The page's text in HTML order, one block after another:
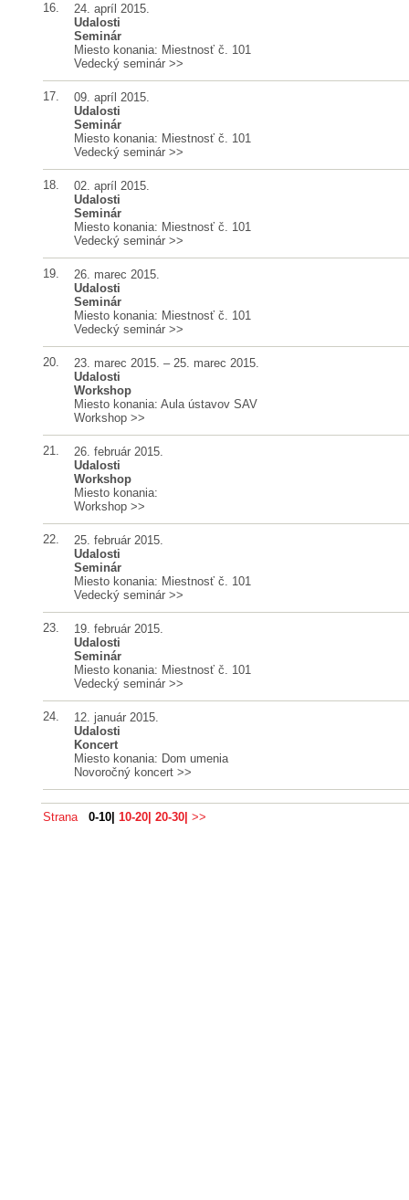
16.
24. apríl 2015.
Udalosti
Seminár
Miesto konania: Miestnosť č. 101
Vedecký seminár >>
17.
09. apríl 2015.
Udalosti
Seminár
Miesto konania: Miestnosť č. 101
Vedecký seminár >>
18.
02. apríl 2015.
Udalosti
Seminár
Miesto konania: Miestnosť č. 101
Vedecký seminár >>
19.
26. marec 2015.
Udalosti
Seminár
Miesto konania: Miestnosť č. 101
Vedecký seminár >>
20.
23. marec 2015. – 25. marec 2015.
Udalosti
Workshop
Miesto konania: Aula ústavov SAV
Workshop >>
21.
26. február 2015.
Udalosti
Workshop
Miesto konania:
Workshop >>
22.
25. február 2015.
Udalosti
Seminár
Miesto konania: Miestnosť č. 101
Vedecký seminár >>
23.
19. február 2015.
Udalosti
Seminár
Miesto konania: Miestnosť č. 101
Vedecký seminár >>
24.
12. január 2015.
Udalosti
Koncert
Miesto konania: Dom umenia
Novoročný koncert >>
Strana 0-10| 10-20| 20-30| >>